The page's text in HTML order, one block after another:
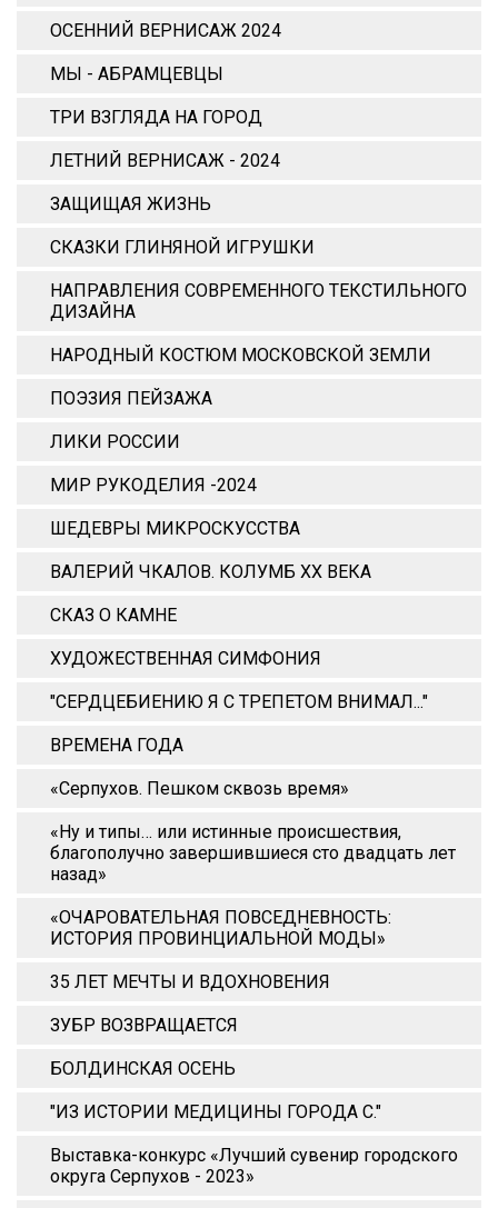
ОСЕННИЙ ВЕРНИСАЖ 2024
МЫ - АБРАМЦЕВЦЫ
ТРИ ВЗГЛЯДА НА ГОРОД
ЛЕТНИЙ ВЕРНИСАЖ - 2024
ЗАЩИЩАЯ ЖИЗНЬ
СКАЗКИ ГЛИНЯНОЙ ИГРУШКИ
НАПРАВЛЕНИЯ СОВРЕМЕННОГО ТЕКСТИЛЬНОГО
ДИЗАЙНА
НАРОДНЫЙ КОСТЮМ МОСКОВСКОЙ ЗЕМЛИ
ПОЭЗИЯ ПЕЙЗАЖА
ЛИКИ РОССИИ
МИР РУКОДЕЛИЯ -2024
ШЕДЕВРЫ МИКРОСКУССТВА
ВАЛЕРИЙ ЧКАЛОВ. КОЛУМБ ХХ ВЕКА
СКАЗ О КАМНЕ
ХУДОЖЕСТВЕННАЯ СИМФОНИЯ
"СЕРДЦЕБИЕНИЮ Я С ТРЕПЕТОМ ВНИМАЛ..."
ВРЕМЕНА ГОДА
«Серпухов. Пешком сквозь время»
«Ну и типы… или истинные происшествия,
благополучно завершившиеся сто двадцать лет
назад»
«ОЧАРОВАТЕЛЬНАЯ ПОВСЕДНЕВНОСТЬ:
ИСТОРИЯ ПРОВИНЦИАЛЬНОЙ МОДЫ»
35 ЛЕТ МЕЧТЫ И ВДОХНОВЕНИЯ
ЗУБР ВОЗВРАЩАЕТСЯ
БОЛДИНСКАЯ ОСЕНЬ
"ИЗ ИСТОРИИ МЕДИЦИНЫ ГОРОДА С."
Выставка-конкурс «Лучший сувенир городского
округа Серпухов - 2023»